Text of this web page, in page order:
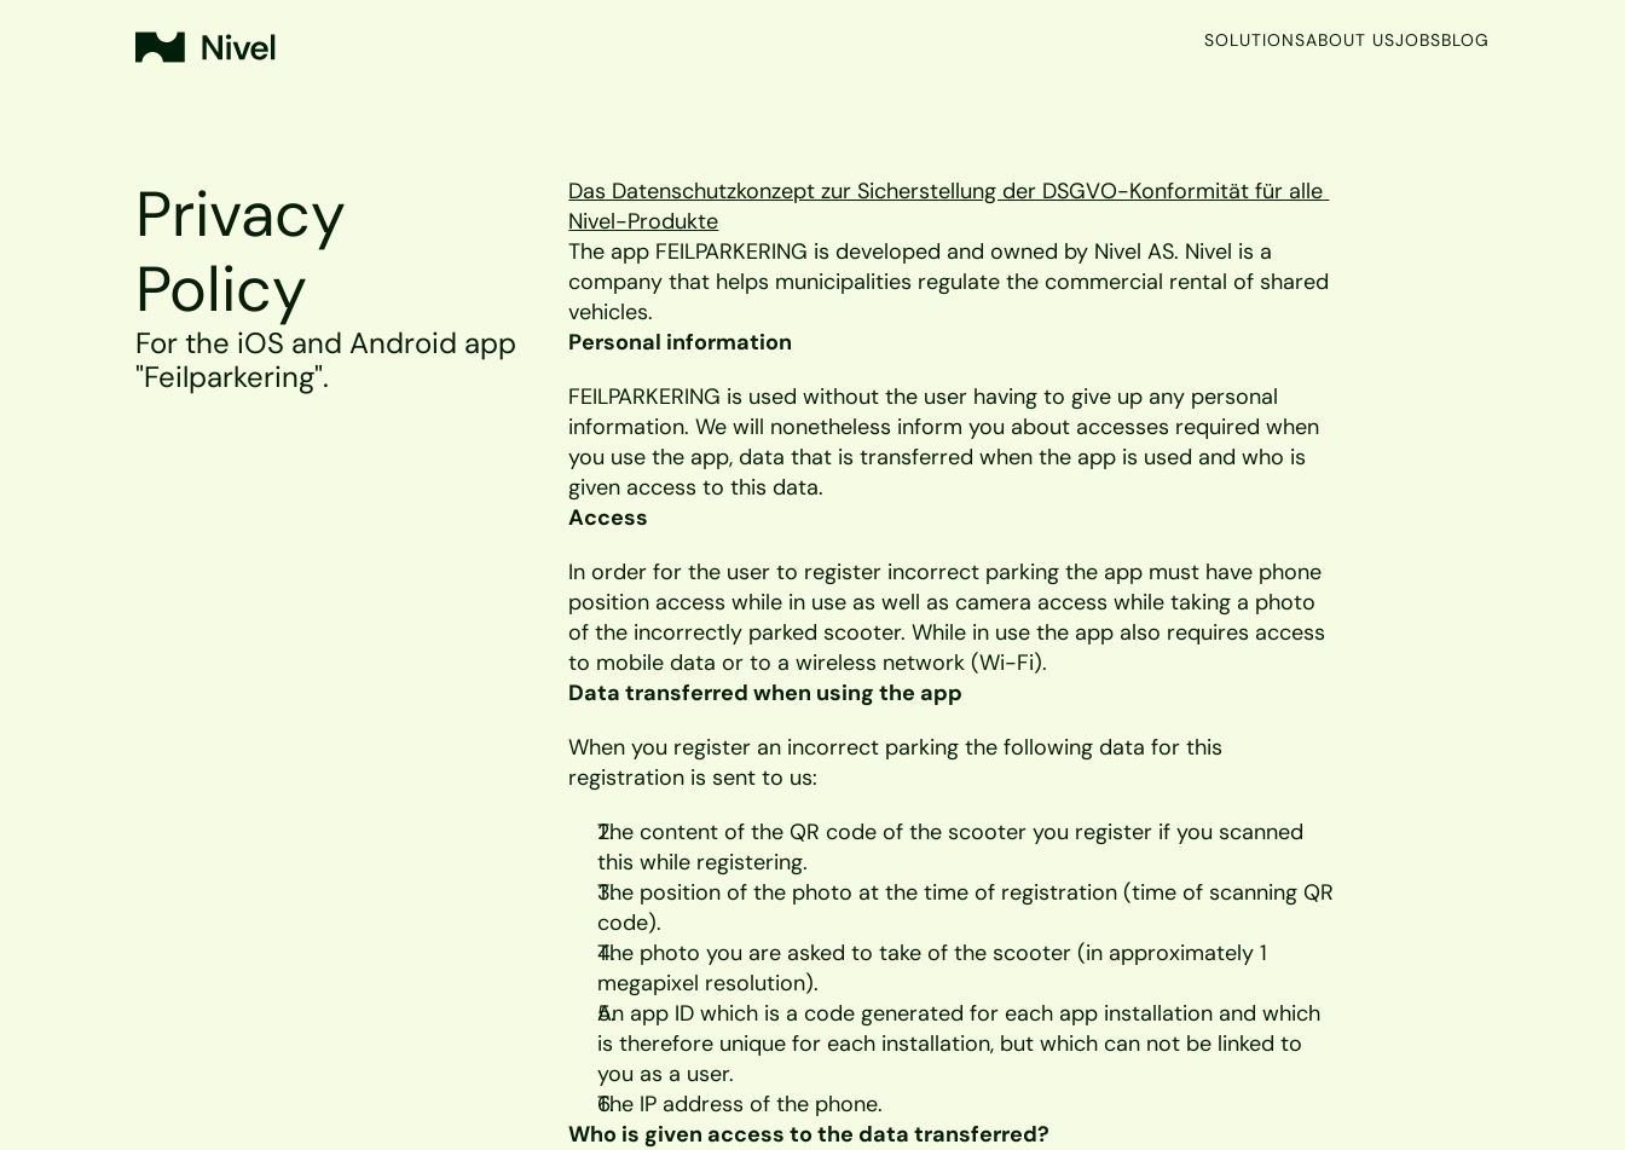
SOLUTIONSABOUT USJOBSBLOG
Privacy
Policy
For the iOS and Android app
"Feilparkering".
Das Datenschutzkonzept zur Sicherstellung der DSGVO-Konformität für alle
Nivel-Produkte
The app FEILPARKERING is developed and owned by Nivel AS. Nivel is a
company that helps municipalities regulate the commercial rental of shared
vehicles.
Personal information
FEILPARKERING is used without the user having to give up any personal
information. We will nonetheless inform you about accesses required when
you use the app, data that is transferred when the app is used and who is
given access to this data.
Access
In order for the user to register incorrect parking the app must have phone
position access while in use as well as camera access while taking a photo
of the incorrectly parked scooter. While in use the app also requires access
to mobile data or to a wireless network (Wi-Fi).
Data transferred when using the app
When you register an incorrect parking the following data for this
registration is sent to us:
The content of the QR code of the scooter you register if you scanned
this while registering.
The position of the photo at the time of registration (time of scanning QR
code).
The photo you are asked to take of the scooter (in approximately 1
megapixel resolution).
An app ID which is a code generated for each app installation and which
is therefore unique for each installation, but which can not be linked to
you as a user.
The IP address of the phone.
Who is given access to the data transferred?